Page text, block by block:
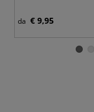
da € 9,95